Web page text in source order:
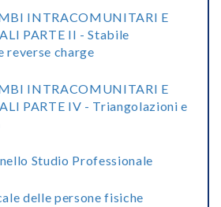
INTRACOMUNITARI E
PARTE II - Stabile
reverse charge
INTRACOMUNITARI E
PARTE IV - Triangolazioni e
Studio Professionale
delle persone fisiche